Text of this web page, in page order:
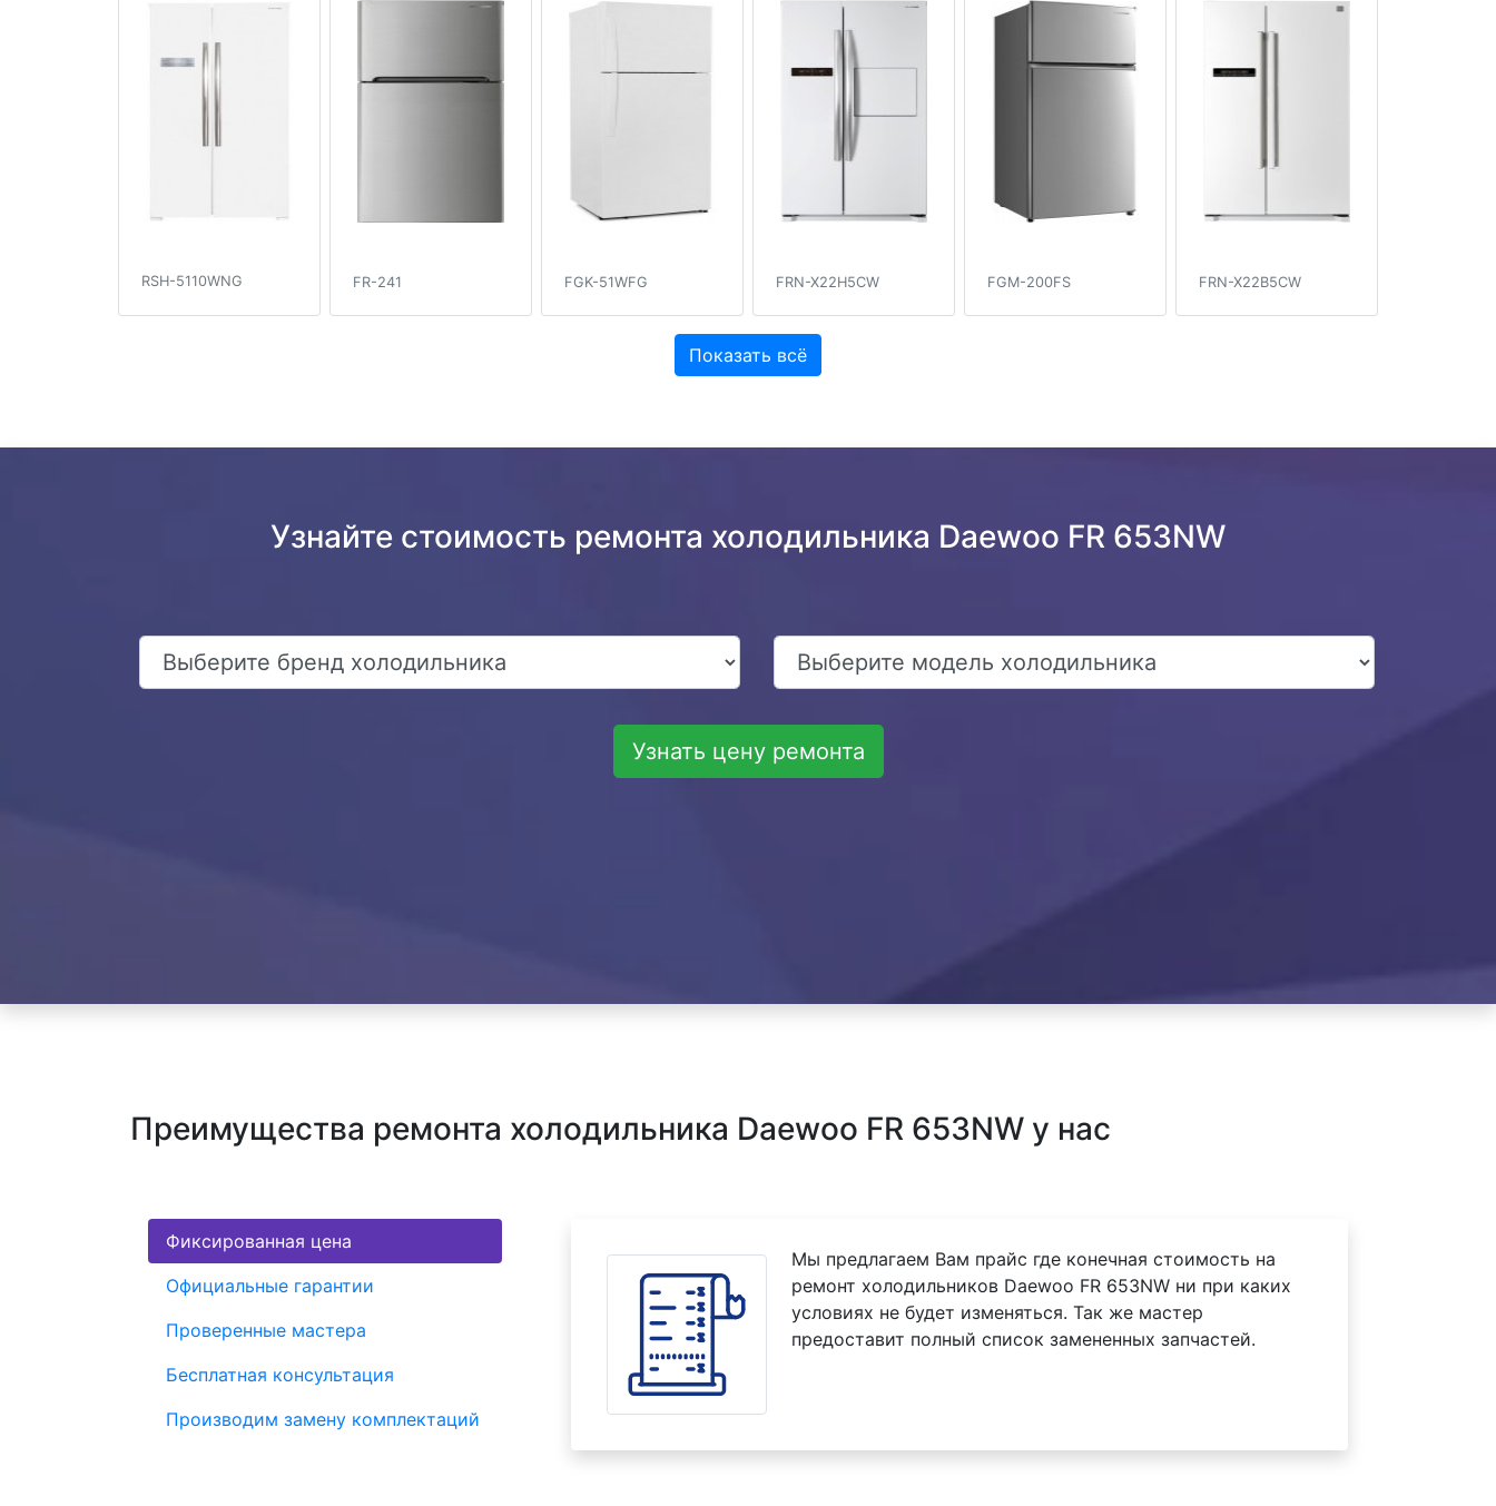
RSH-5110WNG FR-241 FGK-51WFG FRN-X22H5CW FGM-200FS FRN-X22B5CW
Показать всё
Узнайте стоимость ремонта холодильника Daewoo FR 653NW
Узнать цену ремонта
Преимущества ремонта холодильника Daewoo FR 653NW у нас
Фиксированная цена
Официальные гарантии
Проверенные мастера
Бесплатная консультация
Производим замену комплектаций
Мы предлагаем Вам прайс где конечная стоимость на
ремонт холодильников Daewoo FR 653NW ни при каких
условиях не будет изменяться. Так же мастер
предоставит полный список замененных запчастей.